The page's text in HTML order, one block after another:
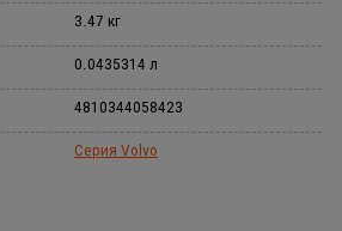
3.47 кг
0.0435314 л
4810344058423
Серия Volvo